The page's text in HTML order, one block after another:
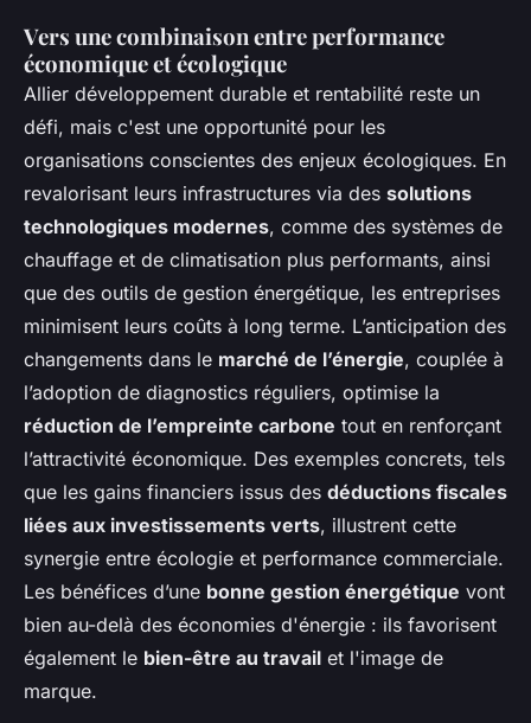
Vers une combinaison entre performance
économique et écologique
Allier développement durable et rentabilité reste un
défi, mais c'est une opportunité pour les
organisations conscientes des enjeux écologiques. En
revalorisant leurs infrastructures via des solutions
technologiques modernes, comme des systèmes de
chauffage et de climatisation plus performants, ainsi
que des outils de gestion énergétique, les entreprises
minimisent leurs coûts à long terme. L’anticipation des
changements dans le marché de l’énergie, couplée à
l’adoption de diagnostics réguliers, optimise la
réduction de l’empreinte carbone tout en renforçant
l’attractivité économique. Des exemples concrets, tels
que les gains financiers issus des déductions fiscales
liées aux investissements verts, illustrent cette
synergie entre écologie et performance commerciale.
Les bénéfices d’une bonne gestion énergétique vont
bien au-delà des économies d'énergie : ils favorisent
également le bien-être au travail et l'image de
marque.